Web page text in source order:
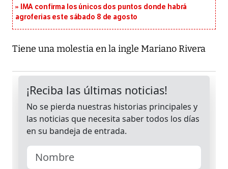
IMA confirma los únicos dos puntos donde habrá
agroferias este sábado 8 de agosto
Tiene una molestia en la ingle Mariano Rivera